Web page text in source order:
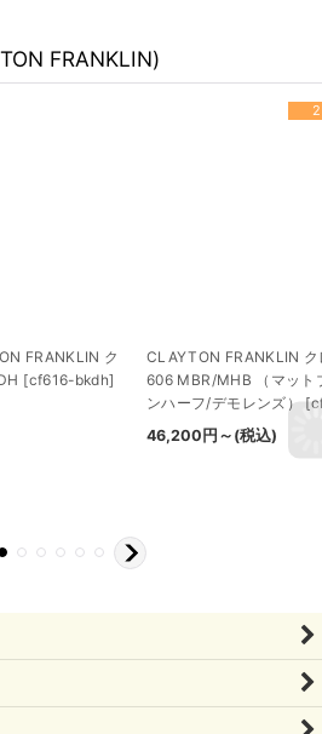
FRANKLIN)
FRANKLIN ク
[cf616-bkdh]
2
CLAYTON FRANKLIN
606 MBR/MHB （マット
ンハーフ/デモレンズ） [
46,200 円 ～ (税込)